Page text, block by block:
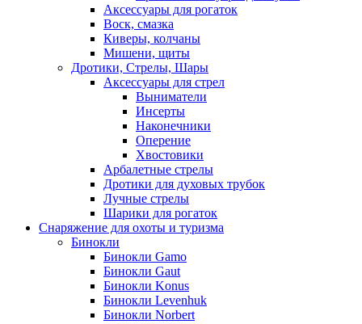
Аксессуары для рогаток
Воск, смазка
Киверы, колчаны
Мишени, щиты
Дротики, Стрелы, Шары
Аксессуары для стрел
Выниматели
Инсерты
Наконечники
Оперение
Хвостовики
Арбалетные стрелы
Дротики для духовых трубок
Лучные стрелы
Шарики для рогаток
Снаряжение для охоты и туризма
Бинокли
Бинокли Gamo
Бинокли Gaut
Бинокли Konus
Бинокли Levenhuk
Бинокли Norbert